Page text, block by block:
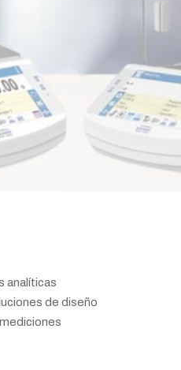
analíticas
de diseño